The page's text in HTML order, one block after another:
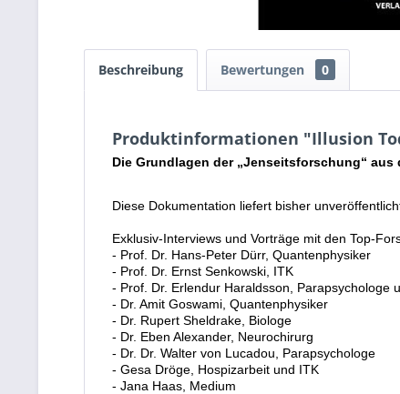
Beschreibung Bewertungen 0
Produktinformationen "Illusion
Die Grundlagen der „Jenseitsforschung“
Diese Dokumentation liefert bisher
Exklusiv-Interviews und Vorträge mit den Top-
- Prof. Dr. Hans-Peter Dürr, Quantenphysiker
- Prof. Dr. Ernst Senkowski, ITK
- Prof. Dr. Erlendur Haraldsson, Parapsychologe
- Dr. Amit Goswami, Quantenphysiker
- Dr. Rupert Sheldrake, Biologe
- Dr. Eben Alexander, Neurochirurg
- Dr. Dr. Walter von Lucadou, Parapsychologe
- Gesa Dröge, Hospizarbeit und ITK
- Jana Haas, Medium